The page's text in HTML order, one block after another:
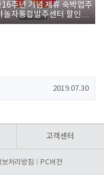
16주년 기념 제휴 숙박업주
놀자통합발주센터 할인쿠
2019.07.30
고객센터
보처리방침 PC버전